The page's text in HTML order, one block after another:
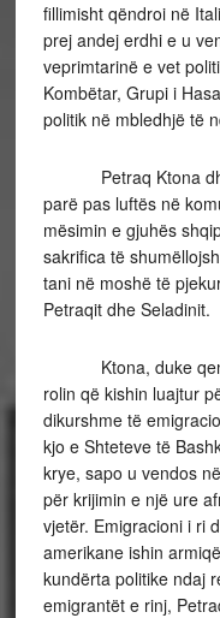
fillimisht qëndroi në
prej andej erdhi e u
veprimtarinë e vet
Kombëtar, Grupi i
politik në mbledhjë të
Petraq Ktona dhe
parë pas luftës në
mësimin e gjuhës
sakrifica të
tani në moshë të
Petraqit dhe Seladinit.
Ktona, duke qenë
rolin që kishin luajtur
dikurshme të
kjo e Shteteve të
krye, sapo u vendos
për krijimin e një ure
vjetër. Emigracioni i ri
amerikane ishin
kundërta politike ndaj
emigrantët e rinj,